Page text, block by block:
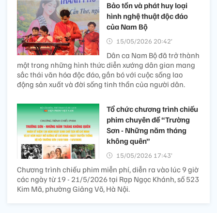
Bảo tồn và phát huy loại
hình nghệ thuật độc đáo
của Nam Bộ
15/05/2026 20:42’
Dân ca Nam Bộ đã trở thành
một trong những hình thức diễn xướng dân gian mang
sắc thái văn hóa độc đáo, gắn bó với cuộc sống lao
động sản xuất và đời sống tinh thần của người dân.
Tổ chức chương trình chiếu
phim chuyên đề “Trường
Sơn - Những năm tháng
không quên”
15/05/2026 17:43’
Chương trình chiếu phim miễn phí, diễn ra vào lúc 9 giờ
các ngày từ 19 - 21/5/2026 tại Rạp Ngọc Khánh, số 523
Kim Mã, phường Giảng Võ, Hà Nội.